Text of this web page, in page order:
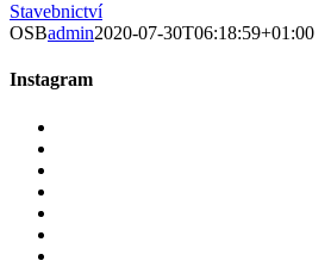
Stavebnictví
OSBadmin2020-07-30T06:18:59+01:00
Instagram